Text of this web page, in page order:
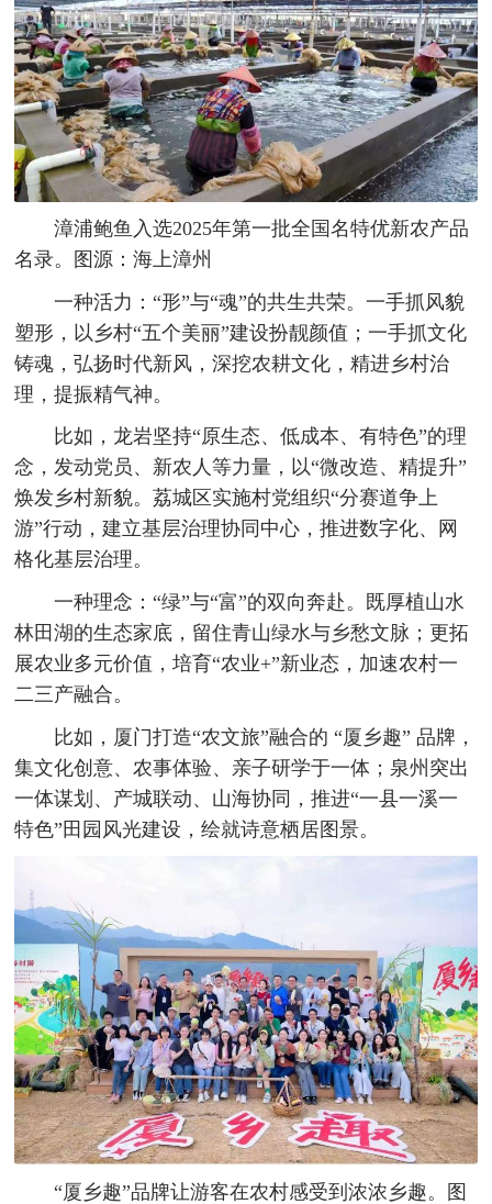
漳浦鲍鱼入选2025年第一批全国名特优新农产品
名录。图源：海上漳州
一种活力：“形”与“魂”的共生共荣。一手抓风貌
塑形，以乡村“五个美丽”建设扮靓颜值；一手抓文化
铸魂，弘扬时代新风，深挖农耕文化，精进乡村治
理，提振精气神。
比如，龙岩坚持“原生态、低成本、有特色”的理
念，发动党员、新农人等力量，以“微改造、精提升”
焕发乡村新貌。荔城区实施村党组织“分赛道争上
游”行动，建立基层治理协同中心，推进数字化、网
格化基层治理。
一种理念：“绿”与“富”的双向奔赴。既厚植山水
林田湖的生态家底，留住青山绿水与乡愁文脉；更拓
展农业多元价值，培育“农业+”新业态，加速农村一
二三产融合。
比如，厦门打造“农文旅”融合的 “厦乡趣” 品牌，
集文化创意、农事体验、亲子研学于一体；泉州突出
一体谋划、产城联动、山海协同，推进“一县一溪一
特色”田园风光建设，绘就诗意栖居图景。
“厦乡趣”品牌让游客在农村感受到浓浓乡趣。图